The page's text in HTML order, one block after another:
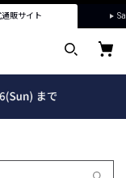
販サイト